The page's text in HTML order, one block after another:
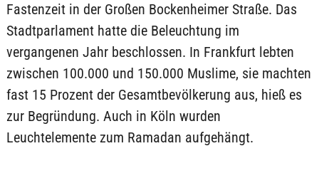
Fastenzeit in der Großen Bockenheimer Straße. Das
Stadtparlament hatte die Beleuchtung im
vergangenen Jahr beschlossen. In Frankfurt lebten
zwischen 100.000 und 150.000 Muslime, sie machten
fast 15 Prozent der Gesamtbevölkerung aus, hieß es
zur Begründung. Auch in Köln wurden
Leuchtelemente zum Ramadan aufgehängt.